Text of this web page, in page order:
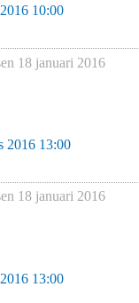
10:00
18 januari 2016
2016 13:00
18 januari 2016
13:00